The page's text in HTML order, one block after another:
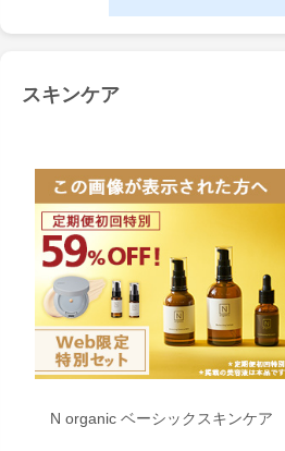
スキンケア
N organic ベーシックスキンケア